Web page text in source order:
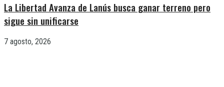
La Libertad Avanza de Lanús busca ganar terreno pero
sigue sin unificarse
7 agosto, 2026